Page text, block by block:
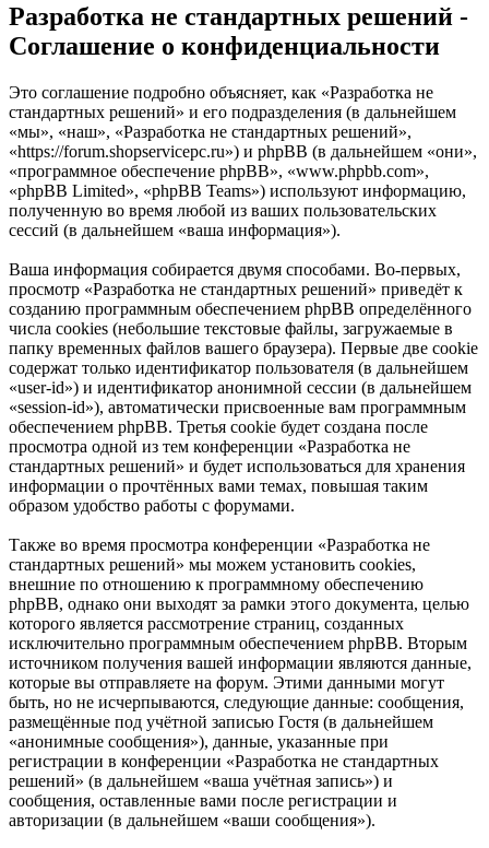
Разработка не стандартных решений -
Соглашение о конфиденциальности
Это соглашение подробно объясняет, как «Разработка не
стандартных решений» и его подразделения (в дальнейшем
«мы», «наш», «Разработка не стандартных решений»,
«https://forum.shopservicepc.ru») и phpBB (в дальнейшем «они»,
«программное обеспечение phpBB», «www.phpbb.com»,
«phpBB Limited», «phpBB Teams») используют информацию,
полученную во время любой из ваших пользовательских
сессий (в дальнейшем «ваша информация»).
Ваша информация собирается двумя способами. Во-первых,
просмотр «Разработка не стандартных решений» приведёт к
созданию программным обеспечением phpBB определённого
числа cookies (небольшие текстовые файлы, загружаемые в
папку временных файлов вашего браузера). Первые две cookie
содержат только идентификатор пользователя (в дальнейшем
«user-id») и идентификатор анонимной сессии (в дальнейшем
«session-id»), автоматически присвоенные вам программным
обеспечением phpBB. Третья cookie будет создана после
просмотра одной из тем конференции «Разработка не
стандартных решений» и будет использоваться для хранения
информации о прочтённых вами темах, повышая таким
образом удобство работы с форумами.
Также во время просмотра конференции «Разработка не
стандартных решений» мы можем установить cookies,
внешние по отношению к программному обеспечению
phpBB, однако они выходят за рамки этого документа, целью
которого является рассмотрение страниц, созданных
исключительно программным обеспечением phpBB. Вторым
источником получения вашей информации являются данные,
которые вы отправляете на форум. Этими данными могут
быть, но не исчерпываются, следующие данные: сообщения,
размещённые под учётной записью Гостя (в дальнейшем
«анонимные сообщения»), данные, указанные при
регистрации в конференции «Разработка не стандартных
решений» (в дальнейшем «ваша учётная запись») и
сообщения, оставленные вами после регистрации и
авторизации (в дальнейшем «ваши сообщения»).